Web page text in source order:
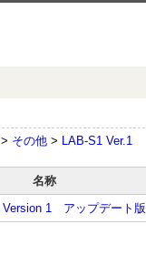
> その他 > LAB-S1 Ver.1
名称
Version 1 アップデート版